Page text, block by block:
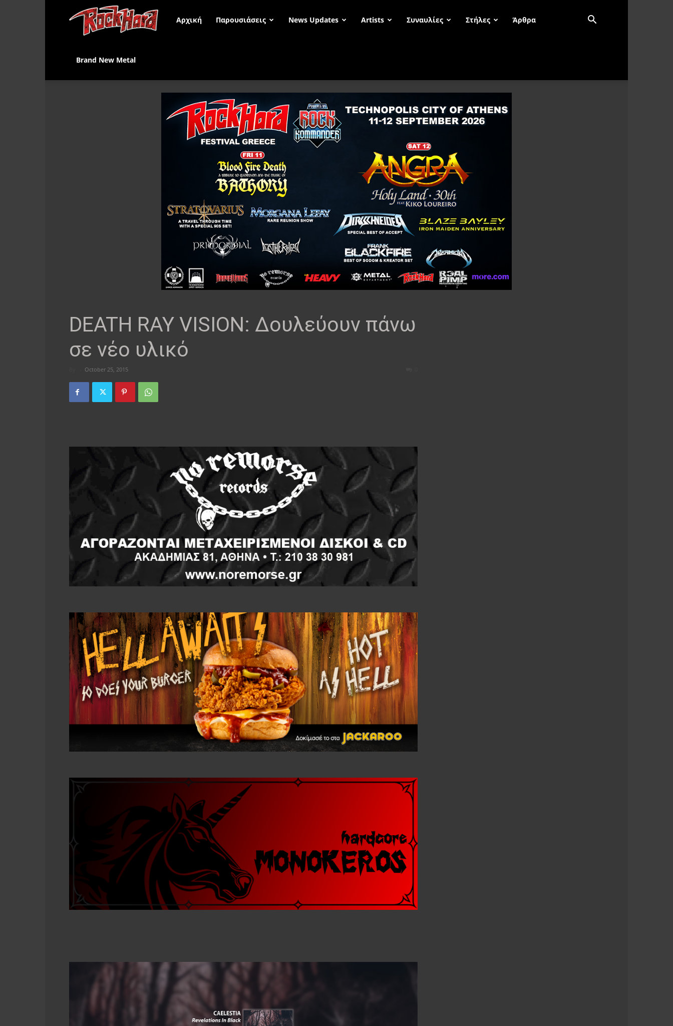
Rock
Αρχική Παρουσιάσεις News Updates Artists Συναυλίες Στήλες Άρθρα
Brand New Metal
DEATH RAY VISION: Δουλεύουν πάνω
σε νέο υλικό
October 25, 2015